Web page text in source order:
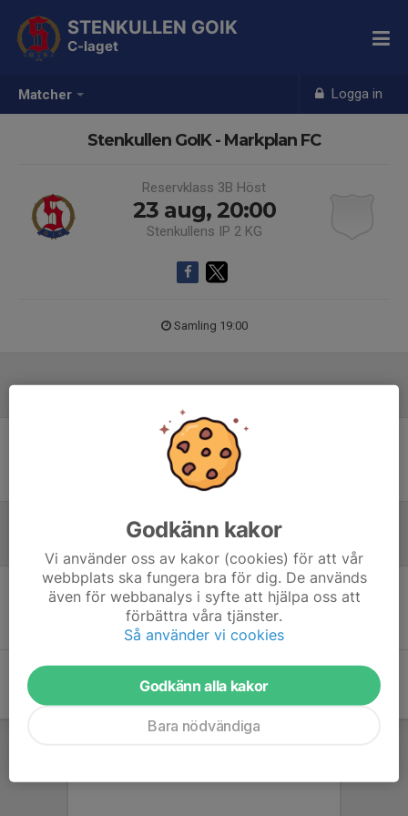
Matcher Logga in
STENKULLEN GOIK
C-laget
Stenkullen GoIK - Markplan FC
Reservklass 3B Höst
23 aug, 20:00
Stenkullens IP 2 KG
Samling 19:00
Ingen uppställning ifylld
Inför match
Inget skrivet
Godkänn kakor
Vi använder oss av kakor (cookies) för att vår
webbplats ska fungera bra för dig. De används
även för webbanalys i syfte att hjälpa oss att
förbättra våra tjänster.
Så använder vi cookies
Godkänn alla kakor
Bara nödvändiga